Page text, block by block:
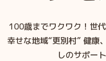
100歳までワクワク！世
幸せな地域“更別村”健康
しのサポー